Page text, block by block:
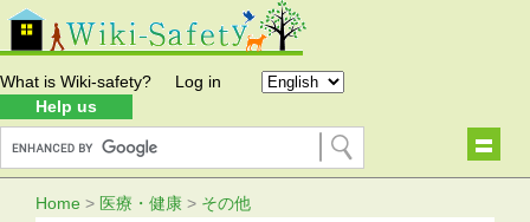
What is Wiki-safety?
Help us
Log in
Home > 医療・健康 > その他